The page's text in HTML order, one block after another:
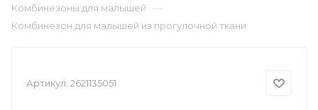
Комбинезоны для малышей —
Комбинезон для малышей из прогулочной ткани
Артикул: 2621135051